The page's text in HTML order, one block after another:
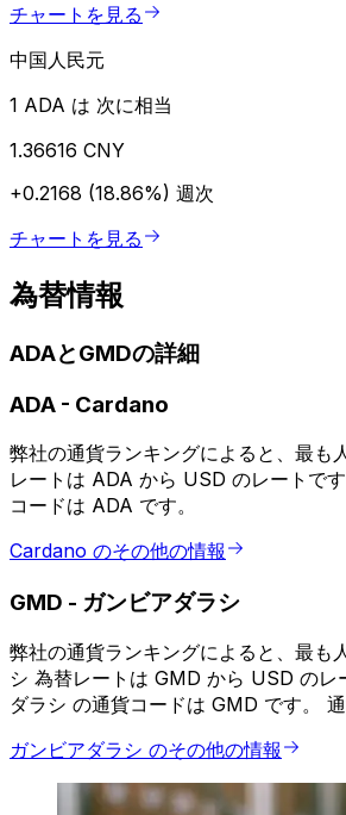
チャートを見る
中国人民元
1 ADA は 次に相当
1.36616 CNY
+0.2168 (18.86%) 週次
チャートを見る
為替情報
ADAとGMDの詳細
ADA - Cardano
弊社の通貨ランキングによると、最も
レートは ADA から USD のレートで
コードは ADA です。
Cardano のその他の情報
GMD - ガンビアダラシ
弊社の通貨ランキングによると、最も
シ 為替レートは GMD から USD のレ
ダラシ の通貨コードは GMD です。 通
ガンビアダラシ のその他の情報